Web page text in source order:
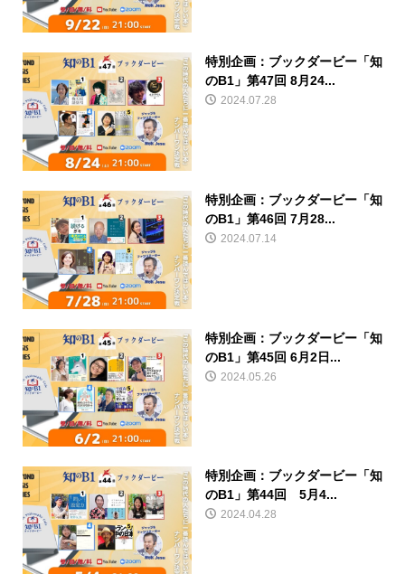
特別企画：ブックダービー「知
のB1」第47回 8月24...
2024.07.28
特別企画：ブックダービー「知
のB1」第46回 7月28...
2024.07.14
特別企画：ブックダービー「知
のB1」第45回 6月2日...
2024.05.26
特別企画：ブックダービー「知
のB1」第44回 5月4...
2024.04.28